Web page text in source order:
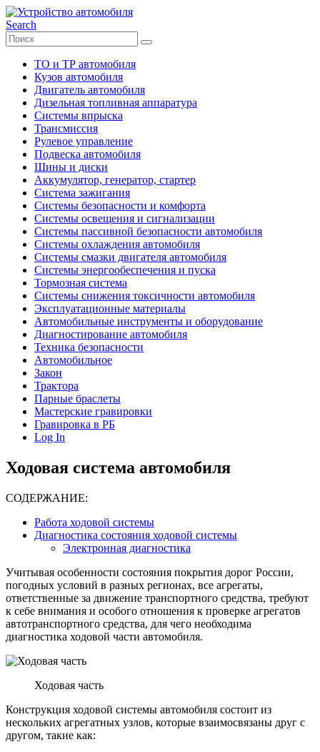
Search
ТО и ТР автомобиля
Кузов автомобиля
Двигатель автомобиля
Дизельная топливная аппаратура
Системы впрыска
Трансмиссия
Рулевое управление
Подвеска автомобиля
Шины и диски
Аккумулятор, генератор, стартер
Система зажигания
Системы безопасности и комфорта
Системы освещения и сигнализации
Системы пассивной безопасности автомобиля
Системы охлаждения автомобиля
Системы смазки двигателя автомобиля
Системы энергообеспечения и пуска
Тормозная система
Системы снижения токсичности автомобиля
Эксплуатационные материалы
Автомобильные инструменты и оборудование
Диагностирование автомобиля
Техника безопасности
Автомобильное
Закон
Трактора
Парные браслеты
Мастерские гравировки
Гравировка в РБ
Log In
Ходовая система автомобиля
СОДЕРЖАНИЕ:
Работа ходовой системы
Диагностика состояния ходовой системы
Электронная диагностика
Учитывая особенности состояния покрытия дорог России,
погодных условий в разных регионах, все агрегаты,
ответственные за движение транспортного средства, требуют
к себе внимания и особого отношения к проверке агрегатов
автотранспортного средства, для чего необходима
диагностика ходовой части автомобиля.
Ходовая часть
Конструкция ходовой системы автомобиля состоит из
нескольких агрегатных узлов, которые взаимосвязаны друг с
другом, такие как: